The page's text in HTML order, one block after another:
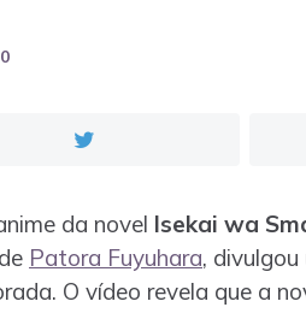
0
da novel Isekai wa
Patora Fuyuhara,
O vídeo revela que a